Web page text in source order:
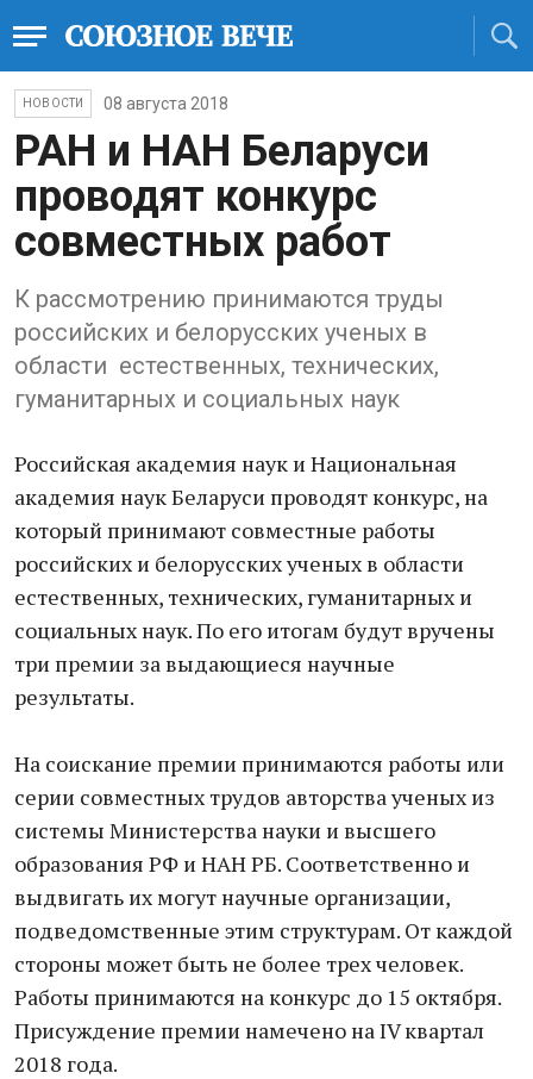
НОВОСТИ 08 августа 2018
РАН и НАН Беларуси
проводят конкурс
совместных работ
К рассмотрению принимаются труды
российских и белорусских ученых в
области естественных, технических,
гуманитарных и социальных наук
Российская академия наук и Национальная
академия наук Беларуси проводят конкурс, на
который принимают совместные работы
российских и белорусских ученых в области
естественных, технических, гуманитарных и
социальных наук. По его итогам будут вручены
три премии за выдающиеся научные
результаты.
На соискание премии принимаются работы или
серии совместных трудов авторства ученых из
системы Министерства науки и высшего
образования РФ и НАН РБ. Соответственно и
выдвигать их могут научные организации,
подведомственные этим структурам. От каждой
стороны может быть не более трех человек.
Работы принимаются на конкурс до 15 октября.
Присуждение премии намечено на IV квартал
2018 года.